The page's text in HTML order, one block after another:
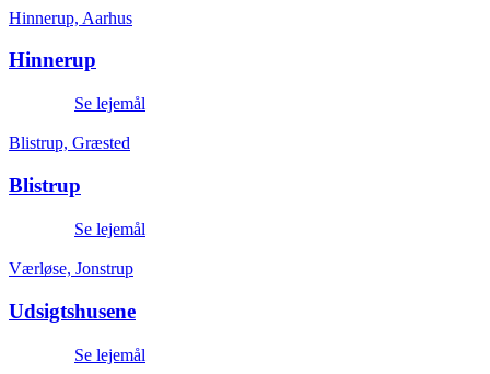
Hinnerup, Aarhus
Hinnerup
Se lejemål
Blistrup, Græsted
Blistrup
Se lejemål
Værløse, Jonstrup
Udsigtshusene
Se lejemål